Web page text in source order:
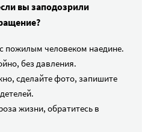
вы заподозрили
пожилым человеком наедине.
без давления.
сделайте фото, запишите
жизни, обратитесь в